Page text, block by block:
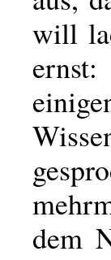
will
dem